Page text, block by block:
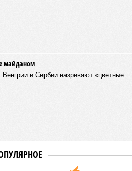
майданом
и Сербии назревают «цветные